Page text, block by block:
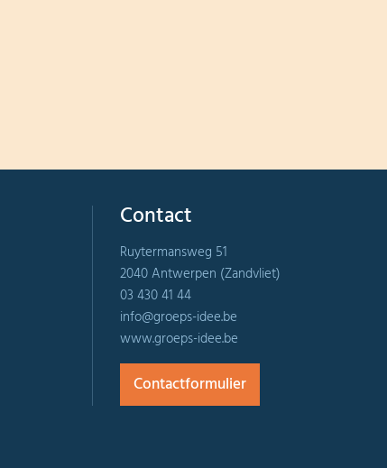
Contact
Ruytermansweg 51
2040 Antwerpen (Zandvliet)
03 430 41 44
info@groeps-idee.be
www.groeps-idee.be
Contactformulier